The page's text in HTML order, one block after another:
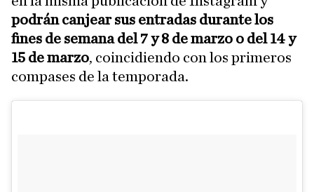
podrán canjear sus entradas durante los
fines de semana del 7 y 8 de marzo o del 14 y
15 de marzo, coincidiendo con los primeros
compases de la temporada.